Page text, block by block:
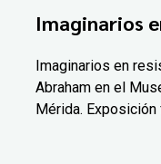
Imaginarios
Imaginarios en
Abraham en el
Mérida.